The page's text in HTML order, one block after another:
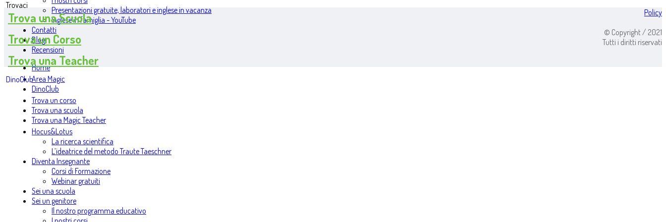
Presentazioni gratuite, laboratori e inglese in vacanza
Inglese in famiglia - YouTube
Contatti
Blog
Recensioni
Home
Area Magic
DinoClub
Trova un corso
Trova una scuola
Trova una Magic Teacher
Hocus&Lotus
La ricerca scientifica
L’ideatrice del metodo Traute Taeschner
Diventa Insegnante
Corsi di Formazione
Webinar gratuiti
Sei una scuola
Sei un genitore
Il nostro programma educativo
Trovaci
Trova una Scuola
Trova un Corso
Trova una Teacher
DinoClub
Policy
© Copyright / 2021
Tutti i diritti riservati